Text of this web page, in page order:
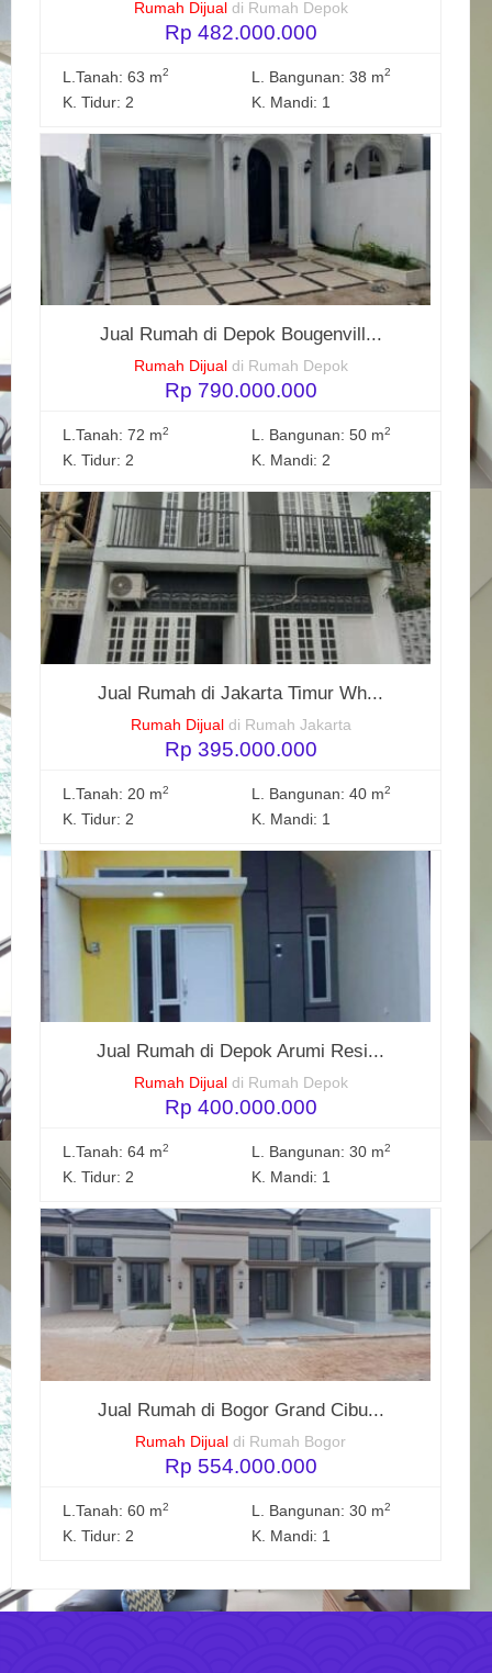
Rumah Dijual di Rumah Depok
Rp 482.000.000
L.Tanah: 63 m2 L. Bangunan: 38 m2
K. Tidur: 2 K. Mandi: 1
Jual Rumah di Depok Bougenvill...
Rumah Dijual di Rumah Depok
Rp 790.000.000
L.Tanah: 72 m2 L. Bangunan: 50 m2
K. Tidur: 2 K. Mandi: 2
Jual Rumah di Jakarta Timur Wh...
Rumah Dijual di Rumah Jakarta
Rp 395.000.000
L.Tanah: 20 m2 L. Bangunan: 40 m2
K. Tidur: 2 K. Mandi: 1
Jual Rumah di Depok Arumi Resi...
Rumah Dijual di Rumah Depok
Rp 400.000.000
L.Tanah: 64 m2 L. Bangunan: 30 m2
K. Tidur: 2 K. Mandi: 1
Jual Rumah di Bogor Grand Cibu...
Rumah Dijual di Rumah Bogor
Rp 554.000.000
L.Tanah: 60 m2 L. Bangunan: 30 m2
K. Tidur: 2 K. Mandi: 1